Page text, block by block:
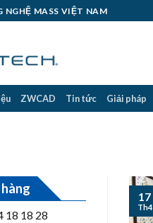
NGHỆ MASS VIỆT NAM
ZWCAD Tin tức Giải pháp
18 18 28
17
Th4